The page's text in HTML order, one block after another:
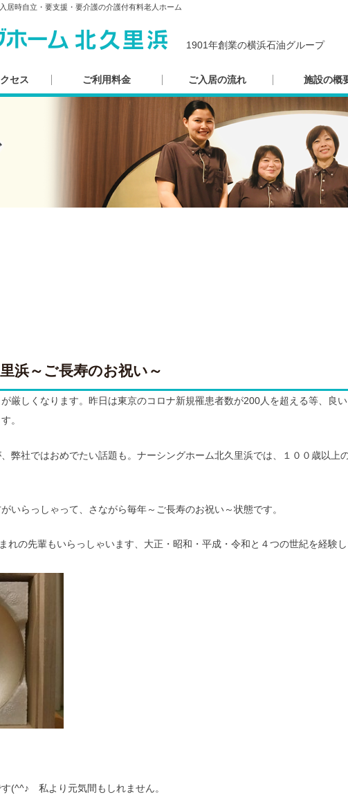
居時自立・要支援・要介護の介護付有料老人ホーム
1901年創業の横浜石油グループ
セス ご利用料金 ご入居の流れ 施設の概
浜～ご長寿のお祝い～
厳しくなります。昨日は東京のコロナ新規罹患者数が200人を超える等、良
。
弊社ではおめでたい話題も。ナーシングホーム北久里浜では、１００歳以上
いらっしゃって、さながら毎年～ご長寿のお祝い～状態です。
れの先輩もいらっしゃいます、大正・昭和・平成・令和と４つの世紀を経験
(^^♪ 私より元気間もしれません。